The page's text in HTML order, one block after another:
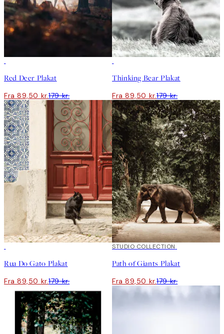
Red Deer Plakat
Fra 89,50 kr.179 kr.
Thinking Bear Plakat
Fra 89,50 kr.179 kr.
Rua Do Gato Plakat
Fra 89,50 kr.179 kr.
50%*
STUDIO COLLECTION
Path of Giants Plakat
Fra 89,50 kr.179 kr.